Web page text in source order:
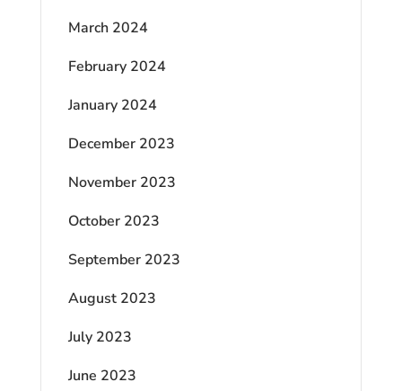
March 2024
February 2024
January 2024
December 2023
November 2023
October 2023
September 2023
August 2023
July 2023
June 2023